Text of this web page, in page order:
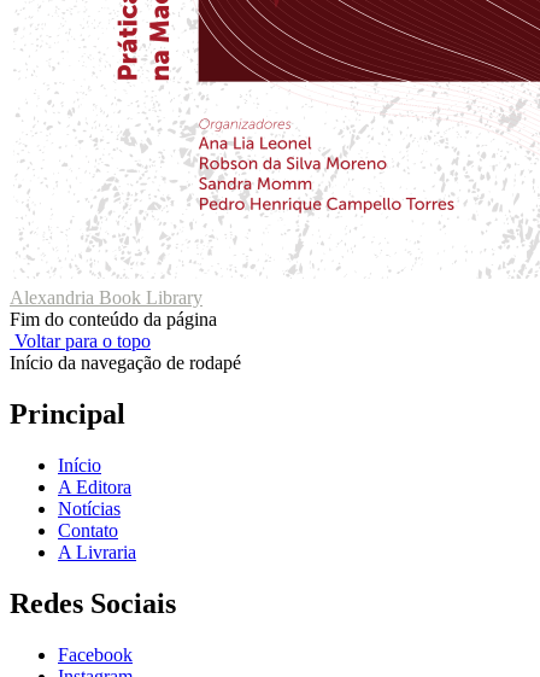
Alexandria Book Library
Fim do conteúdo da página
Voltar para o topo
Início da navegação de rodapé
Principal
Início
A Editora
Notícias
Contato
A Livraria
Redes Sociais
Facebook